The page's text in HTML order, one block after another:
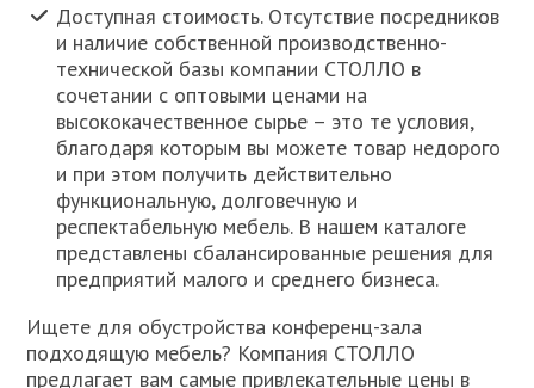
Доступная стоимость. Отсутствие посредников
и наличие собственной производственно-
технической базы компании СТОЛЛО в
сочетании с оптовыми ценами на
высококачественное сырье – это те условия,
благодаря которым вы можете товар недорого
и при этом получить действительно
функциональную, долговечную и
респектабельную мебель. В нашем каталоге
представлены сбалансированные решения для
предприятий малого и среднего бизнеса.
Ищете для обустройства конференц-зала
подходящую мебель? Компания СТОЛЛО
предлагает вам самые привлекательные цены в